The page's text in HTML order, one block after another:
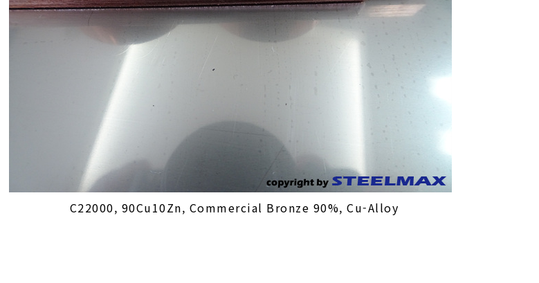
C22000, 90Cu10Zn, Commercial Bronze 90%, Cu-Alloy